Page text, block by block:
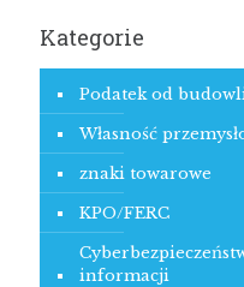
Kategorie
Podatek od
Własność
znaki towarowe
KPO/FERC
informacji